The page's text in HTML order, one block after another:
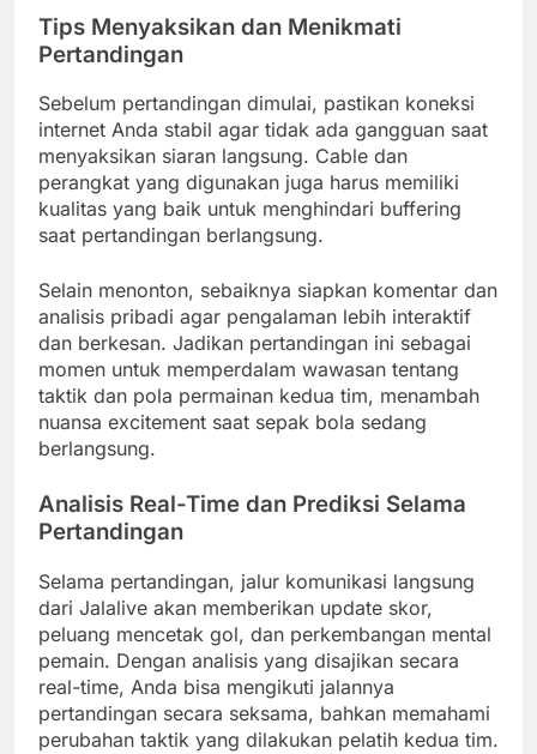
Tips Menyaksikan dan Menikmati
Pertandingan
Sebelum pertandingan dimulai, pastikan koneksi
internet Anda stabil agar tidak ada gangguan saat
menyaksikan siaran langsung. Cable dan
perangkat yang digunakan juga harus memiliki
kualitas yang baik untuk menghindari buffering
saat pertandingan berlangsung.
Selain menonton, sebaiknya siapkan komentar dan
analisis pribadi agar pengalaman lebih interaktif
dan berkesan. Jadikan pertandingan ini sebagai
momen untuk memperdalam wawasan tentang
taktik dan pola permainan kedua tim, menambah
nuansa excitement saat sepak bola sedang
berlangsung.
Analisis Real-Time dan Prediksi Selama
Pertandingan
Selama pertandingan, jalur komunikasi langsung
dari Jalalive akan memberikan update skor,
peluang mencetak gol, dan perkembangan mental
pemain. Dengan analisis yang disajikan secara
real-time, Anda bisa mengikuti jalannya
pertandingan secara seksama, bahkan memahami
perubahan taktik yang dilakukan pelatih kedua tim.